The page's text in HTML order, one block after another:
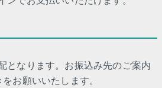
となります。お振込み先のご案内
お願いいたします。